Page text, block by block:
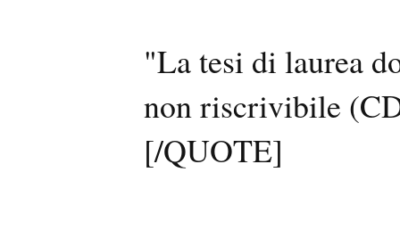
"La tesi di laurea
non riscrivibile
[/QUOTE]